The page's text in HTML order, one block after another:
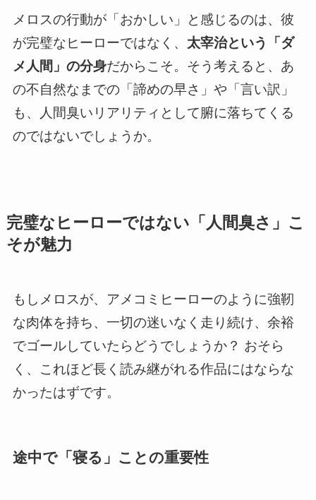
メロスの行動が「おかしい」と感じるのは、彼
が完璧なヒーローではなく、 太宰治という「ダ
メ人間」の分身だからこそ。そう考えると、あ
の不自然なまでの「諦めの早さ」や「言い訳」
も、人間臭いリアリティとして腑に落ちてくる
のではないでしょうか。
完璧なヒーローではない「人間臭さ」こ
そが魅力
もしメロスが、アメコミヒーローのように強靭
な肉体を持ち、一切の迷いなく走り続け、余裕
でゴールしていたらどうでしょうか？ おそら
く、これほど長く読み継がれる作品にはならな
かったはずです。
途中で「寝る」ことの重要性